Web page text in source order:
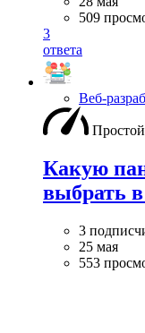
509
3
ответа
Веб-
Простой
Какую
выбрать
3
25 мая
553